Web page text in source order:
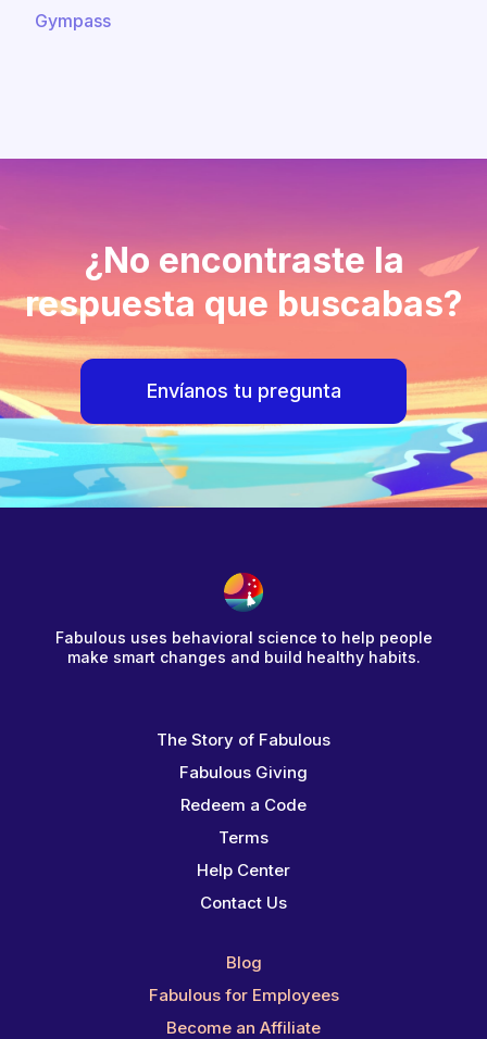
Gympass
¿No encontraste la
respuesta que buscabas?
Envíanos tu pregunta
Fabulous uses behavioral science to help people
make smart changes and build healthy habits.
The Story of Fabulous
Fabulous Giving
Redeem a Code
Terms
Help Center
Contact Us
Blog
Fabulous for Employees
Become an Affiliate